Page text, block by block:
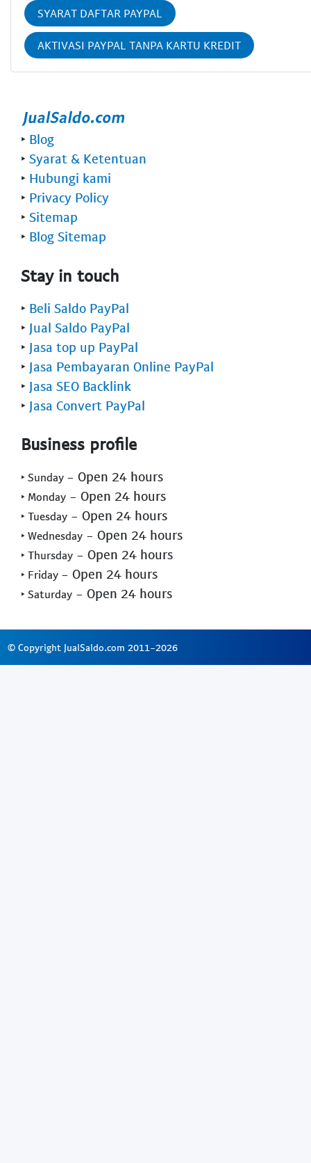
SYARAT DAFTAR PAYPAL
AKTIVASI PAYPAL TANPA KARTU KREDIT
‣ Blog
‣ Syarat & Ketentuan
‣ Hubungi kami
‣ Privacy Policy
‣ Sitemap
‣ Blog Sitemap
Stay in touch
‣ Beli Saldo PayPal
‣ Jual Saldo PayPal
‣ Jasa top up PayPal
‣ Jasa Pembayaran Online PayPal
‣ Jasa SEO Backlink
‣ Jasa Convert PayPal
Business profile
‣ Sunday - Open 24 hours
‣ Monday - Open 24 hours
‣ Tuesday - Open 24 hours
‣ Wednesday - Open 24 hours
‣ Thursday - Open 24 hours
‣ Friday - Open 24 hours
‣ Saturday - Open 24 hours
© Copyright JualSaldo.com 2011-2026